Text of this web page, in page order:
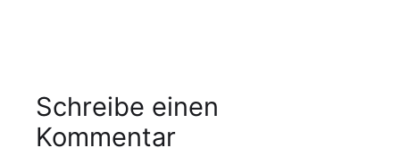
Schreibe einen
Kommentar